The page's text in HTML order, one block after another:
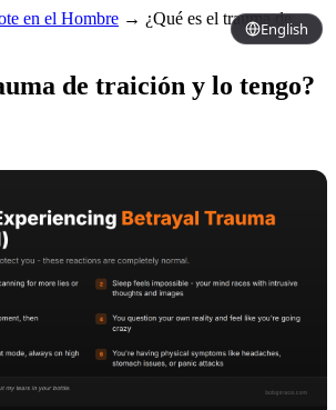
English
en el Hombre → ¿Qué es el trauma de
de traición y lo tengo?